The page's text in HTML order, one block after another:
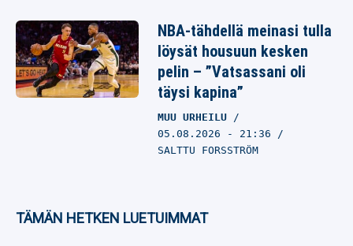
NBA-tähdellä meinasi tulla
löysät housuun kesken
pelin – ”Vatsassani oli
täysi kapina”
MUU URHEILU
05.08.2026 - 21:36
SALTTU FORSSTRÖM
TÄMÄN HETKEN LUETUIMMAT